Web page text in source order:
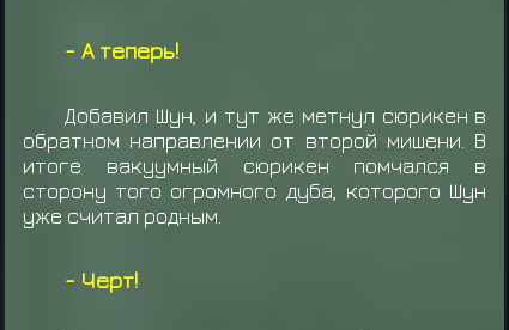
- А теперь!
Добавил Шун, и тут же метнул сюрикен в
обратном направлении от второй мишени. В
итоге вакуумный сюрикен помчался в
сторону того огромного дуба, которого Шун
уже считал родным.
- Черт!